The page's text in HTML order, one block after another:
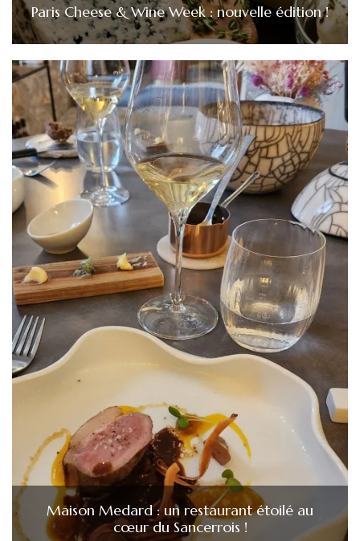
Paris Cheese & Wine Week : nouvelle édition !
Maison Medard : un restaurant étoilé au
cœur du Sancerrois !